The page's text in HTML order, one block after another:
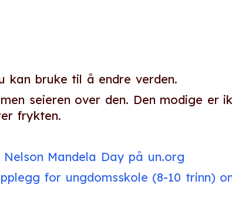
kan bruke til å endre verden.
seieren over den. Den modige er
frykten.
Nelson Mandela Day på un.org
for ungdomsskole (8-10 trinn)